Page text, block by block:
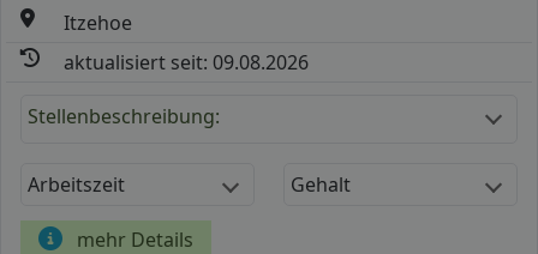
Itzehoe
aktualisiert seit: 09.08.2026
Stellenbeschreibung:
Arbeitszeit Gehalt
mehr Details